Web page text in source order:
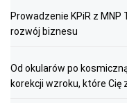
Prowadzenie KPiR z
rozwój biznesu
Od okularów po
korekcji wzroku, które Cię